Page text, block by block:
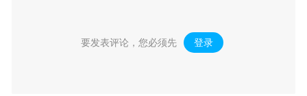
要发表评论，您必须先 登录 。